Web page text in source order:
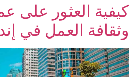
كيفية العثور على
وثقافة العمل في